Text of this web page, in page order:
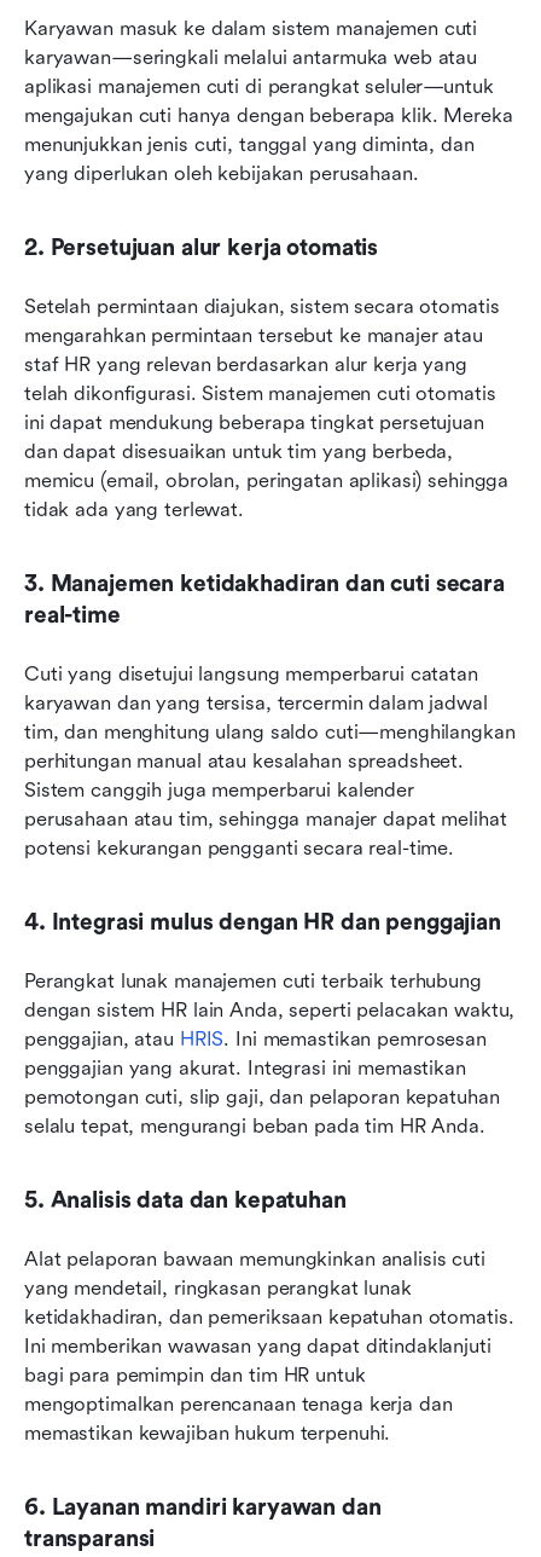
Karyawan masuk ke dalam sistem manajemen cuti
karyawan—seringkali melalui antarmuka web atau
aplikasi manajemen cuti di perangkat seluler—untuk
mengajukan cuti hanya dengan beberapa klik. Mereka
menunjukkan jenis cuti, tanggal yang diminta, dan
yang diperlukan oleh kebijakan perusahaan.
2. Persetujuan alur kerja otomatis
Setelah permintaan diajukan, sistem secara otomatis
mengarahkan permintaan tersebut ke manajer atau
staf HR yang relevan berdasarkan alur kerja yang
telah dikonfigurasi. Sistem manajemen cuti otomatis
ini dapat mendukung beberapa tingkat persetujuan
dan dapat disesuaikan untuk tim yang berbeda,
memicu (email, obrolan, peringatan aplikasi) sehingga
tidak ada yang terlewat.
3. Manajemen ketidakhadiran dan cuti secara
real-time
Cuti yang disetujui langsung memperbarui catatan
karyawan dan yang tersisa, tercermin dalam jadwal
tim, dan menghitung ulang saldo cuti—menghilangkan
perhitungan manual atau kesalahan spreadsheet.
Sistem canggih juga memperbarui kalender
perusahaan atau tim, sehingga manajer dapat melihat
potensi kekurangan pengganti secara real-time.
4. Integrasi mulus dengan HR dan penggajian
Perangkat lunak manajemen cuti terbaik terhubung
dengan sistem HR lain Anda, seperti pelacakan waktu,
penggajian, atau HRIS. Ini memastikan pemrosesan
penggajian yang akurat. Integrasi ini memastikan
pemotongan cuti, slip gaji, dan pelaporan kepatuhan
selalu tepat, mengurangi beban pada tim HR Anda.
5. Analisis data dan kepatuhan
Alat pelaporan bawaan memungkinkan analisis cuti
yang mendetail, ringkasan perangkat lunak
ketidakhadiran, dan pemeriksaan kepatuhan otomatis.
Ini memberikan wawasan yang dapat ditindaklanjuti
bagi para pemimpin dan tim HR untuk
mengoptimalkan perencanaan tenaga kerja dan
memastikan kewajiban hukum terpenuhi.
6. Layanan mandiri karyawan dan
transparansi